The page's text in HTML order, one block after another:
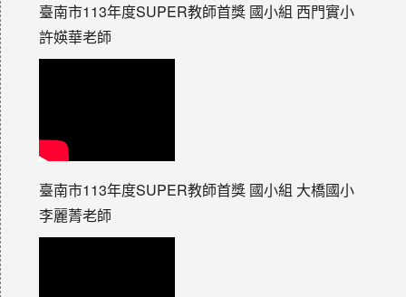
臺南市113年度SUPER教師首獎 國小組 西門實小
許媖華老師
臺南市113年度SUPER教師首獎 國小組 大橋國小
李麗菁老師